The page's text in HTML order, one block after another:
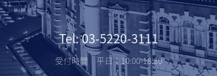
Tel: 03-5220-3111
受付時間 平日：10:00-18:30